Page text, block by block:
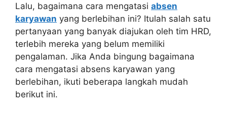
Lalu, bagaimana cara mengatasi absen
karyawan yang berlebihan ini? Itulah salah satu
pertanyaan yang banyak diajukan oleh tim HRD,
terlebih mereka yang belum memiliki
pengalaman. Jika Anda bingung bagaimana
cara mengatasi absens karyawan yang
berlebihan, ikuti beberapa langkah mudah
berikut ini.